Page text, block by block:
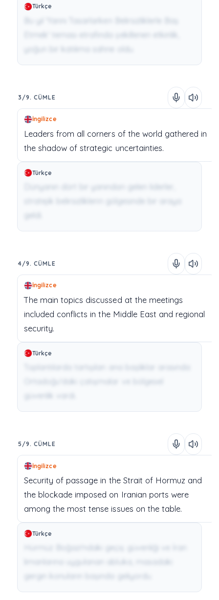
Türkçe
3/9. CÜMLE
İngilizce
Leaders from all corners of the world gathered in
the shadow ofstrategic uncertainties.
Türkçe
stratejik belirsizliklerin gölgesinde bir araya
4/9. CÜMLE
İngilizce
The main topics discussed at the meetings
included conflicts inthe Middle East and regional
security.
Türkçe
5/9. CÜMLE
İngilizce
Security of passage in the Strait of Hormuz and
the blockade imposed on Iranian ports were
among the most tense issues on the table.
Türkçe